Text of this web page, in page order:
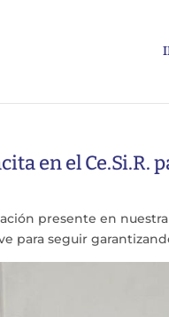
en el
presente en
para seguir